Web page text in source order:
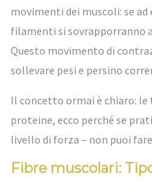
movimenti dei muscoli: se
filamenti si sovrapporranno
Questo movimento di
sollevare pesi e persino
Il concetto ormai è chiaro:
proteine, ecco perché se
livello di forza – non puoi
Fibre muscolari: